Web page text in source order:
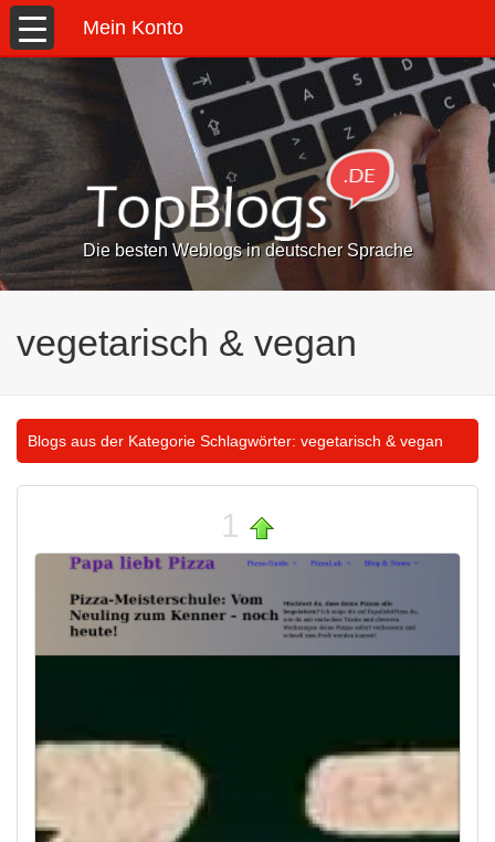
Mein Konto
Die besten Weblogs in deutscher Sprache
vegetarisch & vegan
Blogs aus der Kategorie Schlagwörter: vegetarisch & vegan
1